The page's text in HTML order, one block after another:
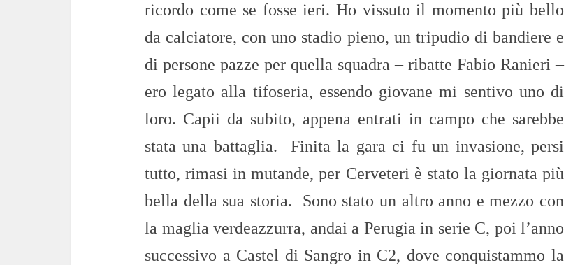
ricordo come se fosse ieri. Ho vissuto il momento più bello
da calciatore, con uno stadio pieno, un tripudio di bandiere e
di persone pazze per quella squadra – ribatte Fabio Ranieri –
ero legato alla tifoseria, essendo giovane mi sentivo uno di
loro. Capii da subito, appena entrati in campo che sarebbe
stata una battaglia. Finita la gara ci fu un invasione, persi
tutto, rimasi in mutande, per Cerveteri è stato la giornata più
bella della sua storia. Sono stato un altro anno e mezzo con
la maglia verdeazzurra, andai a Perugia in serie C, poi l’anno
successivo a Castel di Sangro in C2, dove conquistammo la